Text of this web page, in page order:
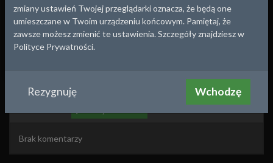
Głogów wieczorem
Plac Konstytucji 3 Maja - Kino Jubilat.
Około roku:2019
Utwórz porównanie z tym zdjęciem
Brak komentarzy
zmiany ustawień Twojej przeglądarki oznacza, że będą one
umieszczane w Twoim urządzeniu końcowym. Pamiętaj, że
zawsze możesz zmienić te ustawienia. Szczegóły znajdziesz w
Polityce Prywatności.
Rezygnuję Wchodzę